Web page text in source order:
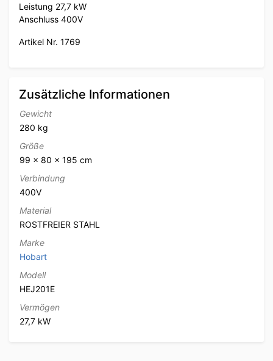
Leistung 27,7 kW
Anschluss 400V
Artikel Nr. 1769
Zusätzliche Informationen
Gewicht
280 kg
Größe
99 × 80 × 195 cm
Verbindung
400V
Material
ROSTFREIER STAHL
Marke
Hobart
Modell
HEJ201E
Vermögen
27,7 kW